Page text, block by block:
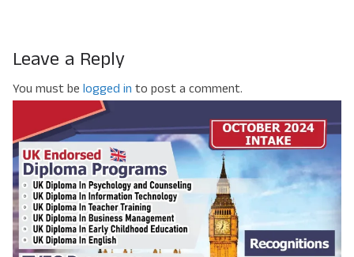
Leave a Reply
You must be logged in to post a comment.